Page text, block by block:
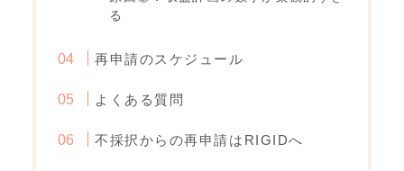
る
再申請のスケジュール
よくある質問
不採択からの再申請はRIGIDへ